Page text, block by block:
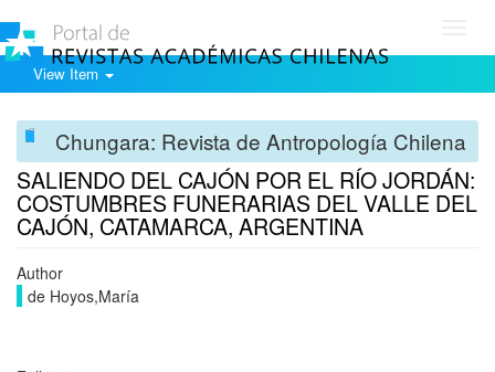
View Item
Chungara: Revista de Antropología Chilena
SALIENDO DEL CAJÓN POR EL RÍO JORDÁN:
COSTUMBRES FUNERARIAS DEL VALLE DEL
CAJÓN, CATAMARCA, ARGENTINA
Author
de Hoyos,María